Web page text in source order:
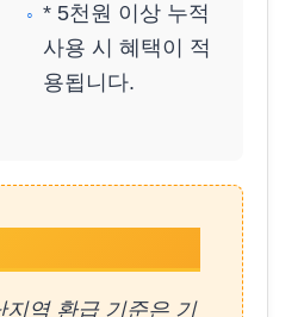
* 5천원 이상 누적
사용 시 혜택이 적
용됩니다.
지역 환급 기준은 기